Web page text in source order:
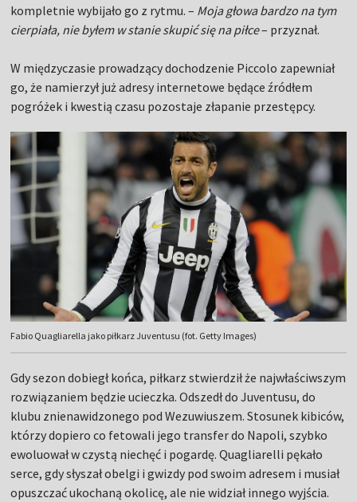
kompletnie wybijało go z rytmu. – Moja głowa bardzo na tym
cierpiała, nie byłem w stanie skupić się na piłce– przyznał.
W międzyczasie prowadzący dochodzenie Piccolo zapewniał
go, że namierzył już adresy internetowe będące źródłem
pogróżek i kwestią czasu pozostaje złapanie przestępcy.
Fabio Quagliarella jako piłkarz Juventusu (fot. Getty Images)
Gdy sezon dobiegł końca, piłkarz stwierdził że najwłaściwszym
rozwiązaniem będzie ucieczka. Odszedł do Juventusu, do
klubu znienawidzonego pod Wezuwiuszem. Stosunek kibiców,
którzy dopiero co fetowali jego transfer do Napoli, szybko
ewoluował w czystą niechęć i pogardę. Quagliarelli pękało
serce, gdy słyszał obelgi i gwizdy pod swoim adresem i musiał
opuszczać ukochaną okolicę, ale nie widział innego wyjścia.